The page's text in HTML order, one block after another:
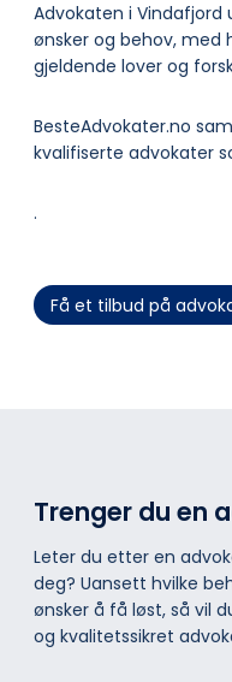
Advokaten i
ønsker og behov, med
gjeldende lover og
BesteAdvokater.no
kvalifiserte advokater
.
Få et tilbud på
Trenger du en
Leter du etter en
deg? Uansett hvilke
ønsker å få løst, så vil
og kvalitetssikret